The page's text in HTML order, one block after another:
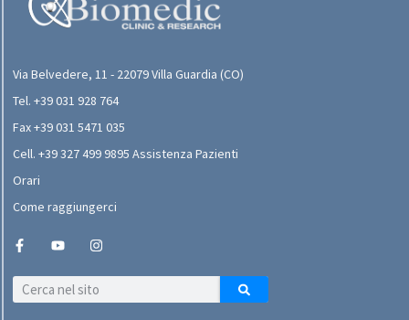
Via Belvedere, 11 - 22079 Villa Guardia (CO)
Tel. +39 031 928 764
Fax +39 031 5471 035
Cell. +39 327 499 9895 Assistenza Pazienti
Orari
Come raggiungerci